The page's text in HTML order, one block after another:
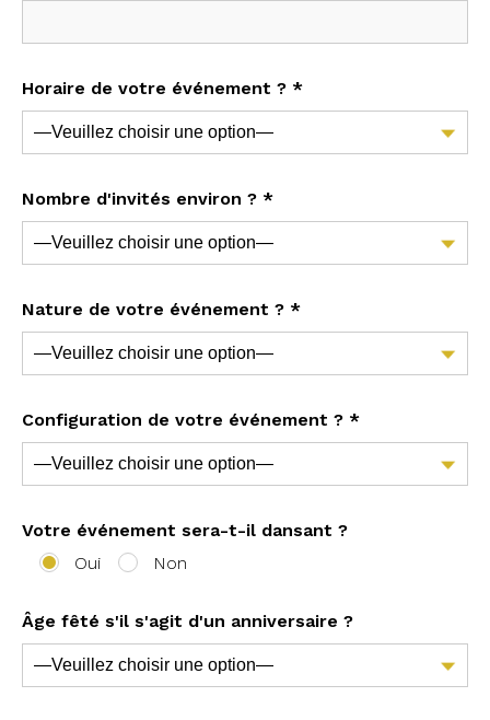
Horaire de votre événement ? *
Nombre d'invités environ ? *
Nature de votre événement ? *
Configuration de votre événement ? *
Votre événement sera-t-il dansant ?
Oui
Non
Âge fêté s'il s'agit d'un anniversaire ?